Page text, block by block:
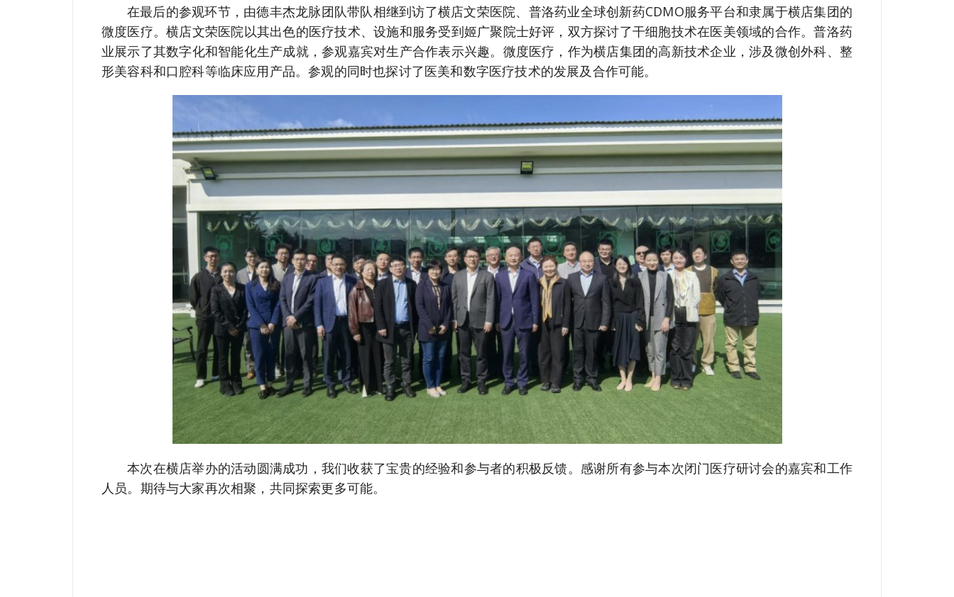
在最后的参观环节，由德丰杰龙脉团队带队相继到访了横店文荣医院、普洛药业全球创新药CDMO服务平台和隶属于横店集团的
微度医疗。横店文荣医院以其出色的医疗技术、设施和服务受到姬广聚院士好评，双方探讨了干细胞技术在医美领域的合作。普洛药
业展示了其数字化和智能化生产成就，参观嘉宾对生产合作表示兴趣。微度医疗，作为横店集团的高新技术企业，涉及微创外科、整
形美容科和口腔科等临床应用产品。参观的同时也探讨了医美和数字医疗技术的发展及合作可能。
本次在横店举办的活动圆满成功，我们收获了宝贵的经验和参与者的积极反馈。感谢所有参与本次闭门医疗研讨会的嘉宾和工作
人员。期待与大家再次相聚，共同探索更多可能。